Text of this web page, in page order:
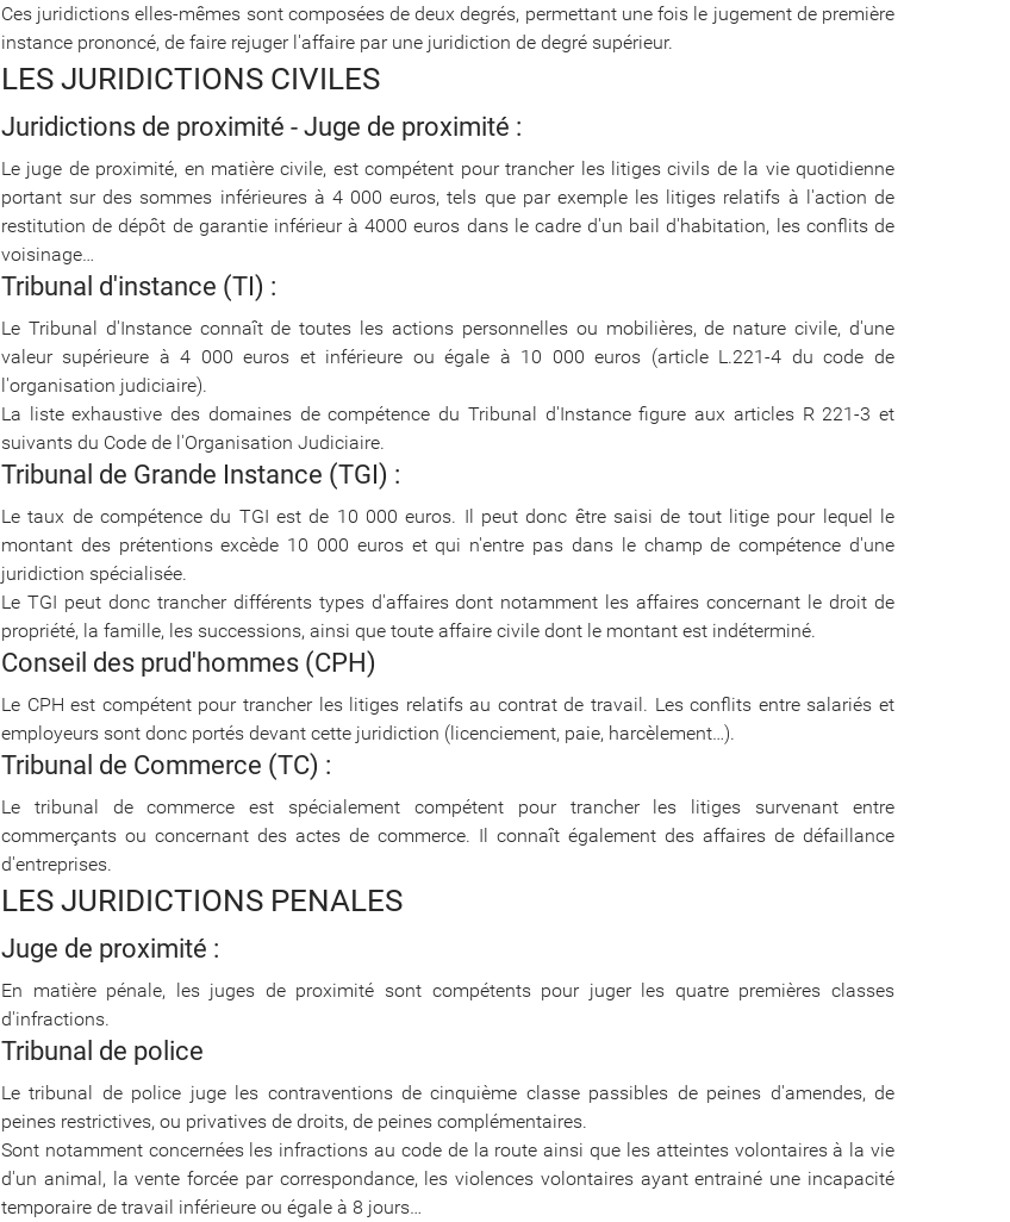
Ces juridictions elles-mêmes sont composées de deux degrés, permettant une fois le jugement de première
instance prononcé, de faire rejuger l'affaire par une juridiction de degré supérieur.
LES JURIDICTIONS CIVILES
Juridictions de proximité - Juge de proximité :
Le juge de proximité, en matière civile, est compétent pour trancher les litiges civils de la vie quotidienne
portant sur des sommes inférieures à 4 000 euros, tels que par exemple les litiges relatifs à l'action de
restitution de dépôt de garantie inférieur à 4000 euros dans le cadre d'un bail d'habitation, les conflits de
voisinage…
Tribunal d'instance (TI) :
Le Tribunal d'Instance connaît de toutes les actions personnelles ou mobilières, de nature civile, d'une
valeur supérieure à 4 000 euros et inférieure ou égale à 10 000 euros (article L.221-4 du code de
l'organisation judiciaire).
La liste exhaustive des domaines de compétence du Tribunal d'Instance figure aux articles R 221-3 et
suivants du Code de l'Organisation Judiciaire.
Tribunal de Grande Instance (TGI) :
Le taux de compétence du TGI est de 10 000 euros. Il peut donc être saisi de tout litige pour lequel le
montant des prétentions excède 10 000 euros et qui n'entre pas dans le champ de compétence d'une
juridiction spécialisée.
Le TGI peut donc trancher différents types d'affaires dont notamment les affaires concernant le droit de
propriété, la famille, les successions, ainsi que toute affaire civile dont le montant est indéterminé.
Conseil des prud'hommes (CPH)
Le CPH est compétent pour trancher les litiges relatifs au contrat de travail. Les conflits entre salariés et
employeurs sont donc portés devant cette juridiction (licenciement, paie, harcèlement…).
Tribunal de Commerce (TC) :
Le tribunal de commerce est spécialement compétent pour trancher les litiges survenant entre
commerçants ou concernant des actes de commerce. Il connaît également des affaires de défaillance
d'entreprises.
LES JURIDICTIONS PENALES
Juge de proximité :
En matière pénale, les juges de proximité sont compétents pour juger les quatre premières classes
d'infractions.
Tribunal de police
Le tribunal de police juge les contraventions de cinquième classe passibles de peines d'amendes, de
peines restrictives, ou privatives de droits, de peines complémentaires.
Sont notamment concernées les infractions au code de la route ainsi que les atteintes volontaires à la vie
d'un animal, la vente forcée par correspondance, les violences volontaires ayant entrainé une incapacité
temporaire de travail inférieure ou égale à 8 jours…